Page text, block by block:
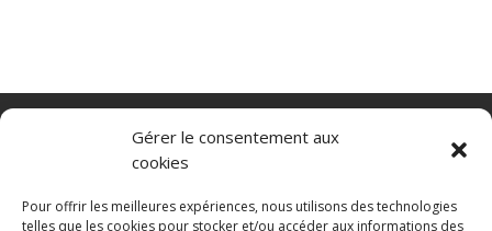
Gérer le consentement aux
cookies
Pour offrir les meilleures expériences, nous utilisons des technologies
telles que les cookies pour stocker et/ou accéder aux informations des
Transpalette electrique
CGV
Mentions légales
Politique de confidentialité et protection des
données